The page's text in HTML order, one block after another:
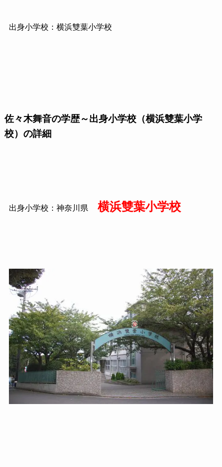
出身小学校：横浜雙葉小学校
佐々木舞音の学歴～出身小学校（横浜雙葉小学
校）の詳細
出身小学校：神奈川県 横浜雙葉小学校